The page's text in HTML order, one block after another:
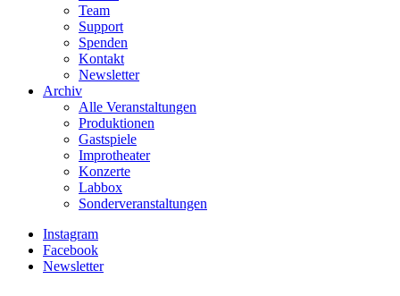
Team
Support
Spenden
Kontakt
Newsletter
Archiv
Alle Veranstaltungen
Produktionen
Gastspiele
Improtheater
Konzerte
Labbox
Sonderveranstaltungen
Instagram
Facebook
Newsletter